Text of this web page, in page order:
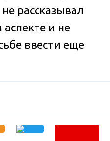
рассказывал
аспекте и не
ввести еще